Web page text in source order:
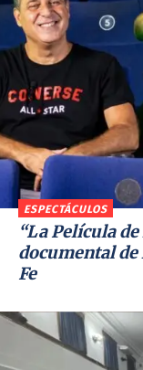
ESPECTÁCULOS
“La Película
documental de
Fe